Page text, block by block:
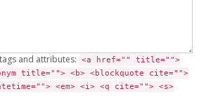
tags and attributes:
<a href="" title="">
title=""> <b> <blockquote cite="">
<em> <i> <q cite=""> <s>